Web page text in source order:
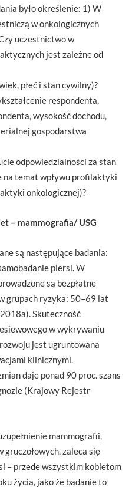
było określenie: 1) W
w onkologicznych
uczestnictwo w
jest zależne od
płeć i stan cywilny)?
respondenta,
wysokość dochodu,
gospodarstwa
odpowiedzialności za stan
na temat wpływu profilaktyki
onkologicznej)?
– mammografia/ USG
są następujące badania:
piersi. W
są bezpłatne
grupach ryzyka: 50–69 lat
Skuteczność
w wykrywaniu
jest ugruntowana
klinicznymi.
daje ponad 90 proc. szans
(Krajowy Rejestr
mammografii,
gruczołowych, zaleca się
– przede wszystkim kobietom
życia, jako że badanie to